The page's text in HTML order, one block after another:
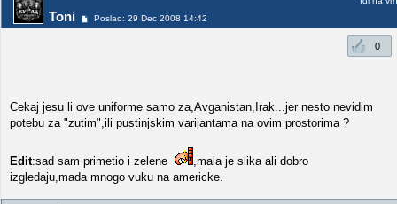
Toni Poslao: 29 Dec 2008 14:42
0
Cekaj jesu li ove uniforme samo za,Avganistan,Irak...jer nesto nevidim
potebu za "zutim",ili pustinjskim varijantama na ovim prostorima ?
Edit:sad sam primetio i zelene
,mala je slika ali dobro
izgledaju,mada mnogo vuku na americke.